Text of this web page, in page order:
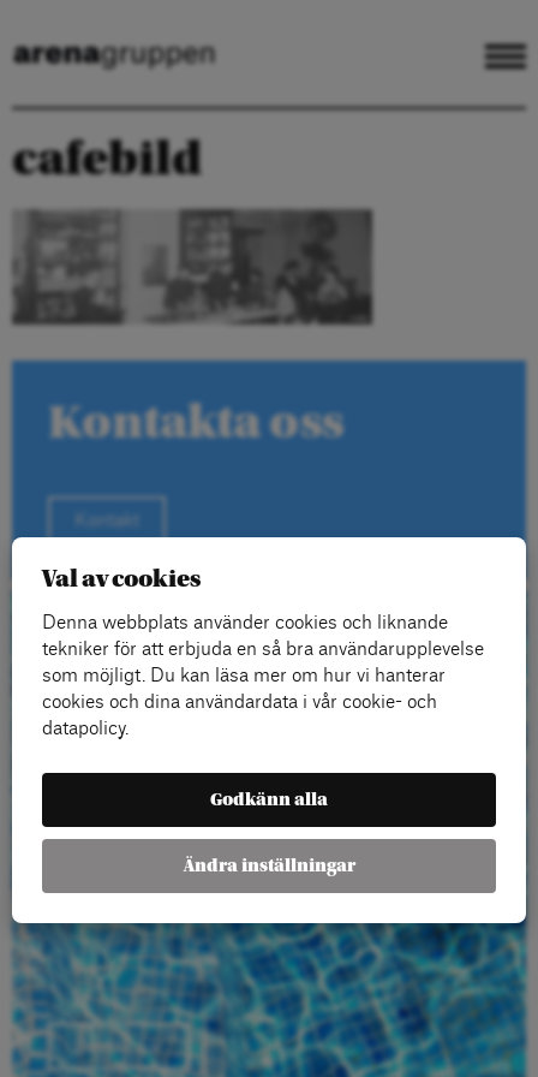
cafebild
Kontakta oss
Beställ gratis
material
Beställ här
Val av cookies
Denna webbplats använder cookies och liknande
tekniker för att erbjuda en så bra användarupplevelse
som möjligt. Du kan läsa mer om hur vi hanterar
cookies och dina användardata i vår cookie- och
datapolicy.
Godkänn alla
Ändra inställningar